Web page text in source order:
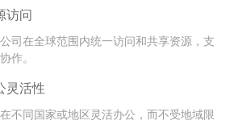
访问
司在全球范围内统一访问和共享资源，支
作。
灵活性
不同国家或地区灵活办公，而不受地域限